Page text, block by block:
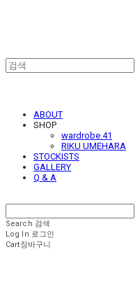
ABOUT
SHOP
wardrobe.41
RIKU UMEHARA
STOCKISTS
GALLERY
Q & A
Search 검색
Log In 로그인
Cart장바구니